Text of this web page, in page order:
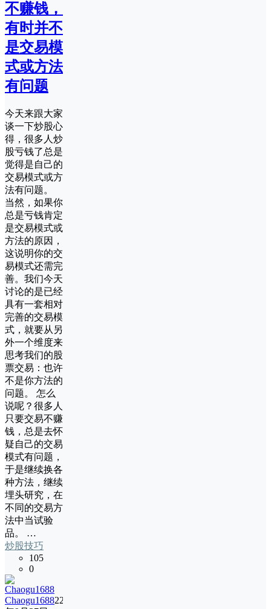
不赚钱，
有时并不
是交易模
式或方法
有问题
今天来跟大家
谈一下炒股心
得，很多人炒
股亏钱了总是
觉得是自己的
交易模式或方
法有问题。
当然，如果你
总是亏钱肯定
是交易模式或
方法的原因，
这说明你的交
易模式还需完
善。我们今天
讨论的是已经
具有一套相对
完善的交易模
式，就要从另
外一个维度来
思考我们的股
票交易：也许
不是你方法的
问题。 怎么
说呢？很多人
只要交易不赚
钱，总是去怀
疑自己的交易
模式有问题，
于是继续换各
种方法，继续
埋头研究，在
不同的交易方
法中当试验
品。 …
炒股技巧
105
0
Chaogu168822